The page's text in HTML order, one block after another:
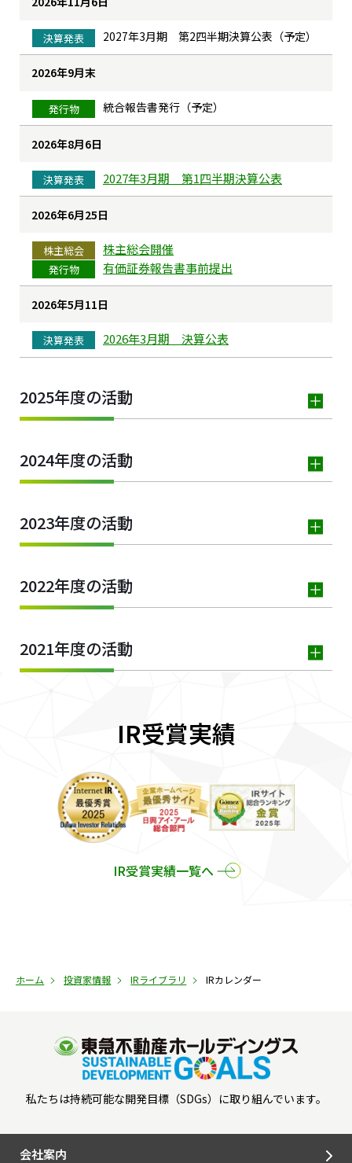
決算発表 2027年3月期 第2四半期決算公表（予定）
2026年9月末
発行物 統合報告書発行（予定）
2026年8月6日
決算発表 2027年3月期 第1四半期決算公表
2026年6月25日
株主総会 株主総会開催
発行物 有価証券報告書事前提出
2026年5月11日
決算発表 2026年3月期 決算公表
2025年度の活動
2024年度の活動
2023年度の活動
2022年度の活動
2021年度の活動
IR受賞実績
IR受賞実績一覧へ
ホーム 投資家情報 IRライブラリ IRカレンダー
私たちは持続可能な開発目標（SDGs）に取り組んでいます。
会社案内